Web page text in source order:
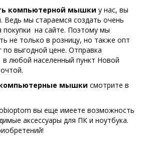
компьютерной мышки у нас, вы
Ведь мы стараемся создать очень
покупки на сайте. Поэтому мы
не только в розницу, но также опт
по выгодной цене. Отправка
любой населенный пункт Новой
мышки смотрите в
вы еще имеете возможность
аксессуары для ПК и ноутбука.